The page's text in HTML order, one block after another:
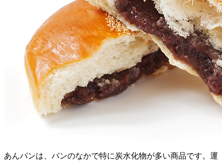
あんパンは、パンのなかで特に炭水化物が多い商品です。運